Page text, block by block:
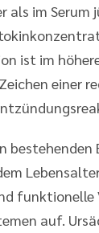
als im Serum
ist im
einer
funktionelle
auf.